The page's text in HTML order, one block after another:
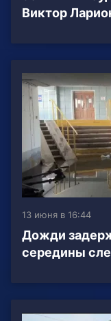
Виктор
13 июня в 16:44
Дожди
середины